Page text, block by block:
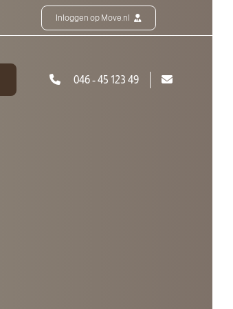
Inloggen op Move.nl
046 - 45 123 49